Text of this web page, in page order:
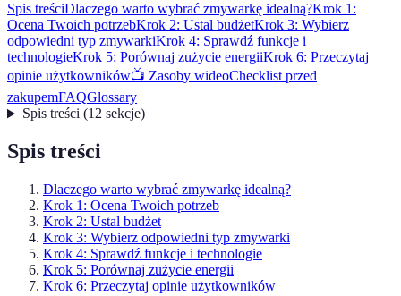
Spis treściDlaczego warto wybrać zmywarkę idealną?Krok 1:
Ocena Twoich potrzebKrok 2: Ustal budżetKrok 3: Wybierz
odpowiedni typ zmywarkiKrok 4: Sprawdź funkcje i
technologieKrok 5: Porównaj zużycie energiiKrok 6: Przeczytaj
opinie użytkowników📺 Zasoby wideoChecklist przed
zakupemFAQGlossary
Spis treści(12 sekcje)
Spis treści
Dlaczego warto wybrać zmywarkę idealną?
Krok 1: Ocena Twoich potrzeb
Krok 2: Ustal budżet
Krok 3: Wybierz odpowiedni typ zmywarki
Krok 4: Sprawdź funkcje i technologie
Krok 5: Porównaj zużycie energii
Krok 6: Przeczytaj opinie użytkowników